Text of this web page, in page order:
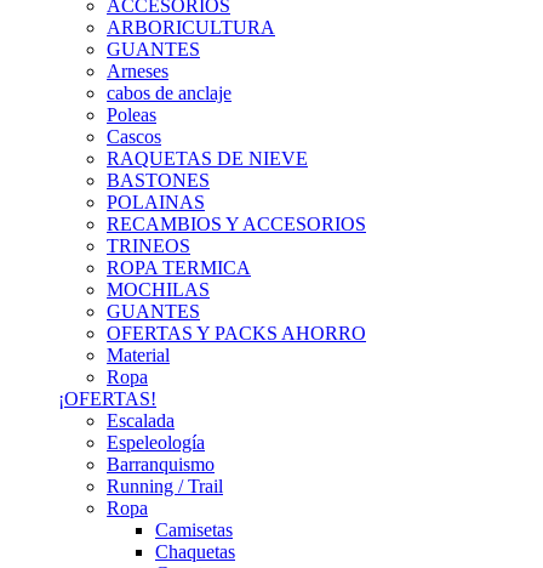
ACCESORIOS
ARBORICULTURA
GUANTES
Arneses
cabos de anclaje
Poleas
Cascos
RAQUETAS DE NIEVE
BASTONES
POLAINAS
RECAMBIOS Y ACCESORIOS
TRINEOS
ROPA TERMICA
MOCHILAS
GUANTES
OFERTAS Y PACKS AHORRO
Material
Ropa
¡OFERTAS!
Escalada
Espeleología
Barranquismo
Running / Trail
Ropa
Camisetas
Chaquetas